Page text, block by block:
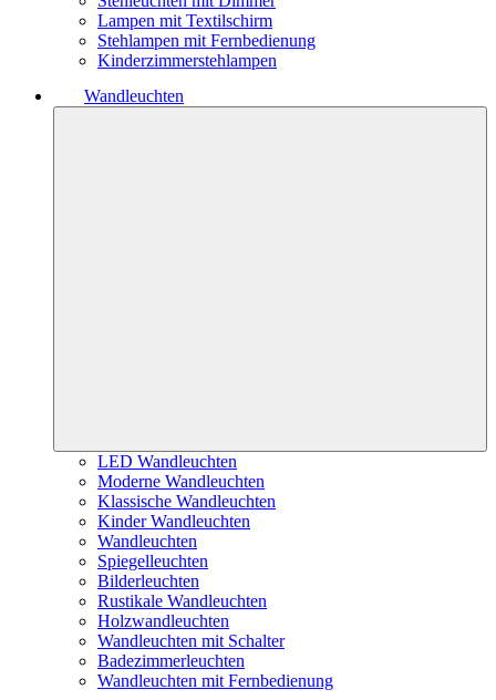
Lampen mit Textilschirm
Stehlampen mit Fernbedienung
Kinderzimmerstehlampen
Wandleuchten
LED Wandleuchten
Moderne Wandleuchten
Klassische Wandleuchten
Kinder Wandleuchten
Wandleuchten
Spiegelleuchten
Bilderleuchten
Rustikale Wandleuchten
Holzwandleuchten
Wandleuchten mit Schalter
Badezimmerleuchten
Wandleuchten mit Fernbedienung